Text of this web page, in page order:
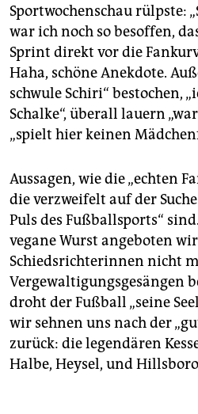
Sportwochenschau rülpste:
war ich noch so besoffen,
Sprint direkt vor die
Haha, schöne Anekdote.
schwule Schiri“ bestochen,
Schalke“, überall lauern
„spielt hier keinen
Aussagen, wie die „echten
die verzweifelt auf der
Puls des Fußballsports“
vegane Wurst angeboten
Schiedsrichterinnen nicht
Vergewaltigungsgesängen
droht der Fußball „seine
wir sehnen uns nach der
zurück: die legendären
Halbe, Heysel, und